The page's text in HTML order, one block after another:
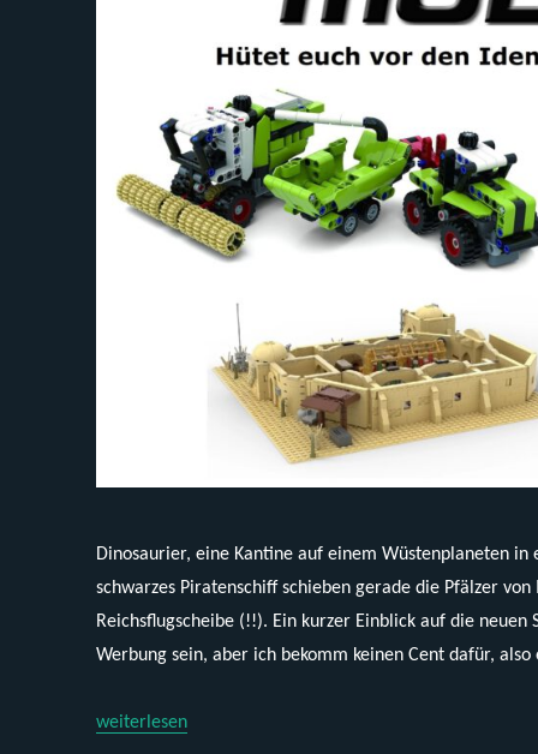
Dinosaurier, eine Kantine auf einem Wüstenplaneten
schwarzes Piratenschiff schieben gerade die Pfälzer
Reichsflugscheibe (!!). Ein kurzer Einblick auf die
Werbung sein, aber ich bekomm keinen Cent dafür,
„Neuheiten bei Modbrix im März 2021“
weiterlesen